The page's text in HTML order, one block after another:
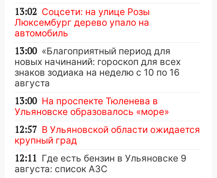
13:02 Соцсети: на улице Розы
Люксембург дерево упало на
автомобиль
13:00 «Благоприятный период для
новых начинаний: гороскоп для всех
знаков зодиака на неделю с 10 по 16
августа
13:00 На проспекте Тюленева в
Ульяновске образовалось «море»
12:57 В Ульяновской области ожидается
крупный град
12:11 Где есть бензин в Ульяновске 9
августа: список АЗС